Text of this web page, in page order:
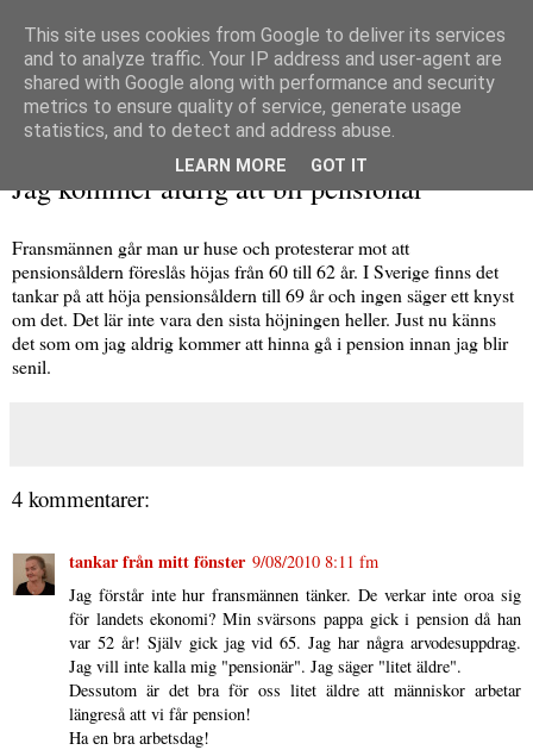
Jag kommer aldrig att bli pensionär
Fransmännen går man ur huse och protesterar mot att
pensionsåldern föreslås höjas från 60 till 62 år. I Sverige finns det
tankar på att höja pensionsåldern till 69 år och ingen säger ett knyst
om det. Det lär inte vara den sista höjningen heller. Just nu känns
det som om jag aldrig kommer att hinna gå i pension innan jag blir
senil.
4 kommentarer:
tankar från mitt fönster 9/08/2010 8:11 fm
Jag förstår inte hur fransmännen tänker. De verkar inte oroa sig
för landets ekonomi? Min svärsons pappa gick i pension då han
var 52 år! Själv gick jag vid 65. Jag har några arvodesuppdrag.
Jag vill inte kalla mig "pensionär". Jag säger "litet äldre".
Dessutom är det bra för oss litet äldre att människor arbetar
längreså att vi får pension!
Ha en bra arbetsdag!
This site uses cookies from Google to deliver its services
and to analyze traffic. Your IP address and user-agent are
shared with Google along with performance and security
metrics to ensure quality of service, generate usage
statistics, and to detect and address abuse.
LEARN MORE GOT IT